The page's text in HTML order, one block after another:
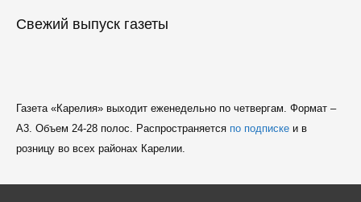
Свежий выпуск газеты
Газета «Карелия» выходит еженедельно по четвергам. Формат –
A3. Объем 24-28 полос. Распространяется по подпискеи в
розницу во всех районах Карелии.